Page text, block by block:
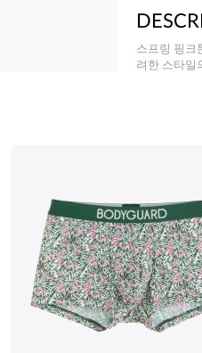
스프링 핑크
려한 스타일